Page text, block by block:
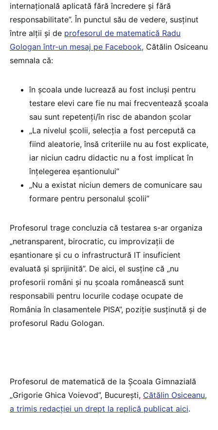
internațională aplicată fără încredere și fără
responsabilitate”. În punctul său de vedere, susținut
între alții și de profesorul de matematică Radu
Gologan într-un mesaj pe Facebook, Cătălin Osiceanu
semnala că:
în școala unde lucrează au fost incluși pentru
testare elevi care fie nu mai frecventează școala
sau sunt repetenți/în risc de abandon școlar
„La nivelul școlii, selecția a fost percepută ca
fiind aleatorie, însă criteriile nu au fost explicate,
iar niciun cadru didactic nu a fost implicat în
înțelegerea eșantionului”
„Nu a existat niciun demers de comunicare sau
formare pentru personalul școlii”
Profesorul trage concluzia că testarea s-ar organiza
„netransparent, birocratic, cu improvizații de
eșantionare și cu o infrastructură IT insuficient
evaluată și sprijinită”. De aici, el susține că „nu
profesorii români și nu școala românească sunt
responsabili pentru locurile codașe ocupate de
România în clasamentele PISA”, poziție susținută și de
profesorul Radu Gologan.
Profesorul de matematică de la Școala Gimnazială
„Grigorie Ghica Voievod”, București, Cătălin Osiceanu,
a trimis redacției un drept la replică publicat aici.